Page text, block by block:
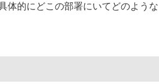
体的にどこの部署にいてどのような